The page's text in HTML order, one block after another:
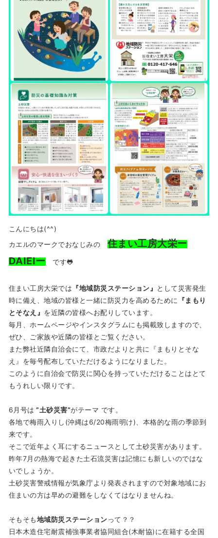
こんにちは(^^)
カエルのマークでおなじみの住まい工房大栄ー
DAIEIー です🐸
住まい工房大栄では 『地域防災ステーション』 として災害発生
時に備え、地域の皆様と一緒に防災力を高めるために
『まもり
とそなえ』 を近隣の皆様へお配りしています。
毎月、ホームページやインスタグラムにも掲載致しますので、
ぜひ、ご家族や近隣の皆様とご覧ください。
また弊社近隣自治会にて、市政だよりと共に『まもりとそな
え』を毎号配布していただけるようになりました。
このように自治会で防災に関心を持っていただけることはとて
もうれしい限りです。
6月号は ”土砂災害”がテーマ です。
各地で梅雨入りし(沖縄は6/20梅雨明け)、本格的な雨の季節到
来です。
そこで近年よく耳にするニュースとして土砂災害があります。
昨年7月の熱海で起きた土石流災害は記憶にも新しいのではな
いでしょうか。
土砂災害警戒情報が気象庁より発表されますので対象地域にお
住まいの方は早めの避難をしなくてはなりませんね。
そもそも地域防災ステーションって？？
日本木造住宅耐震補強事業者協同組合(木耐協)に在籍する全国